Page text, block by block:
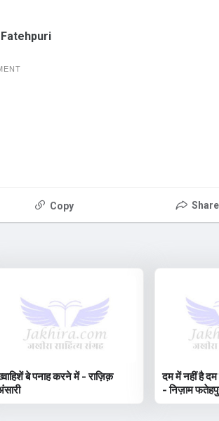
Copy Share
बे पनाह करने में - राज़िक़
दम में नहीं है दम
- निज़ाम